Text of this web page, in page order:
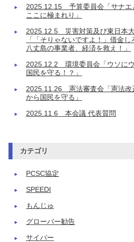
2025.12.15 予算委員会「サナエ
ここに極まれり」
2025.12.5 災害対策及び東日本
「「そりゃないですよ！」借金し
八丈島の事業者、経済を救え！」
2025.12.2 環境委員会「ウソに
国民を守る！？」
2025.11.26 憲法審査会「憲法改
から国民を守る」
2025.11.6 本会議 代表質問
カテゴリ
PCSC協定
SPEEDI
もんじゅ
グローバー勧告
サイバー